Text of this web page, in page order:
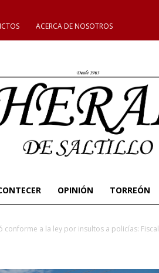
ACERCA DE NOSOTROS
OPINIÓN TORREÓN
a la ley por insultos a policías: Fiscal